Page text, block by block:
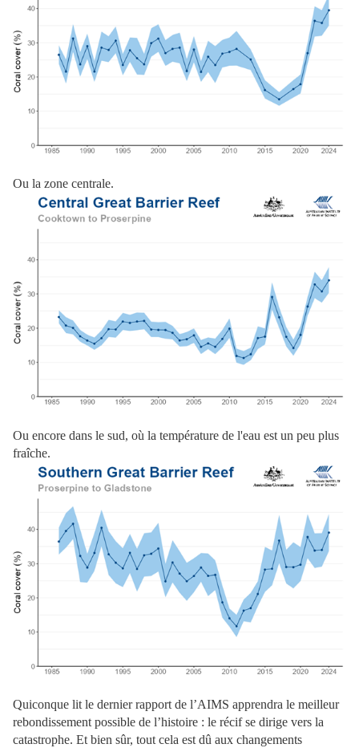
Ou la zone centrale.
Ou encore dans le sud, où la température de l'eau est un peu plus
fraîche.
Quiconque lit le dernier rapport de l’AIMS apprendra le meilleur
rebondissement possible de l’histoire : le récif se dirige vers la
catastrophe. Et bien sûr, tout cela est dû aux changements